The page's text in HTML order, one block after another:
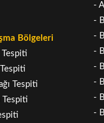
Bölgeleri
Tespiti
Tespiti
Tespiti
-
-
-
-
-
-
-
-